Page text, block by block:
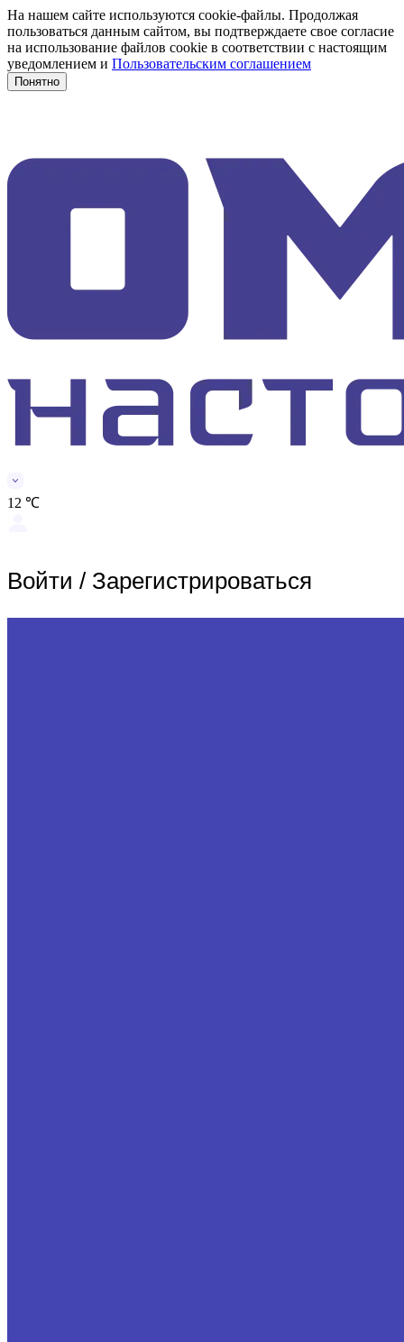
На нашем сайте используются cookie-файлы. Продолжая
пользоваться данным сайтом, вы подтверждаете свое согласие
на использование файлов cookie в соответствии с настоящим
уведомлением и Пользовательским соглашением
Понятно
12 ℃
Войти / Зарегистрироваться